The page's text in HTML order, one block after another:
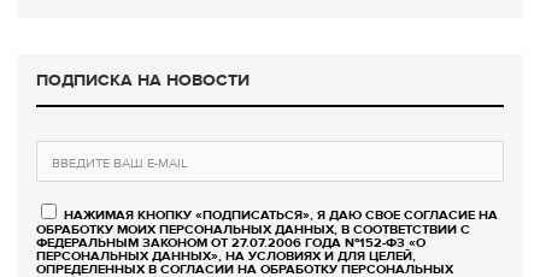
ПОДПИСКА НА НОВОСТИ
НАЖИМАЯ КНОПКУ «ПОДПИСАТЬСЯ», Я ДАЮ СВОЕ СОГЛАСИЕ НА
ОБРАБОТКУ МОИХ ПЕРСОНАЛЬНЫХ ДАННЫХ, В СООТВЕТСТВИИ С
ФЕДЕРАЛЬНЫМ ЗАКОНОМ ОТ 27.07.2006 ГОДА №152-ФЗ «О
ПЕРСОНАЛЬНЫХ ДАННЫХ», НА УСЛОВИЯХ И ДЛЯ ЦЕЛЕЙ,
ОПРЕДЕЛЕННЫХ В СОГЛАСИИ НА ОБРАБОТКУ ПЕРСОНАЛЬНЫХ